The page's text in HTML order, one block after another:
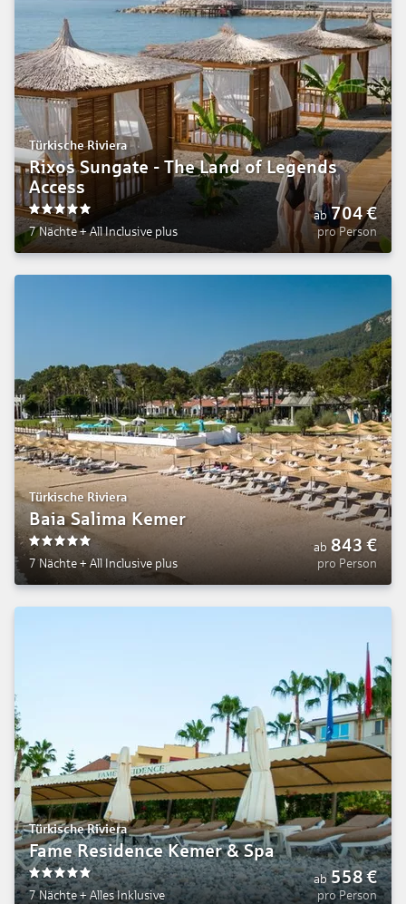
Türkische Riviera
Rixos Sungate - The Land of Legends
Access
5
7 Nächte+All Inclusive plus
ab 704€
pro Person
Türkische Riviera
Baia Salima Kemer
5
7 Nächte +All Inclusive plus
ab 843€
pro Person
Türkische Riviera
Fame Residence Kemer & Spa
5
7 Nächte+ Alles Inklusive
ab 558€
pro Person